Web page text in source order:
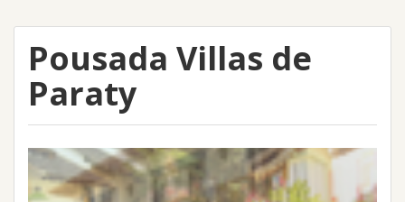
Pousada Villas de
Paraty